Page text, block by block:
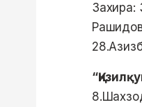
Захира: